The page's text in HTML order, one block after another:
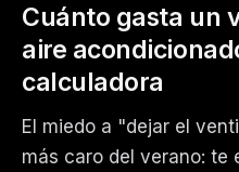
Cuánto gasta un
aire
calculadora
El miedo a "dejar el
más caro del verano: te